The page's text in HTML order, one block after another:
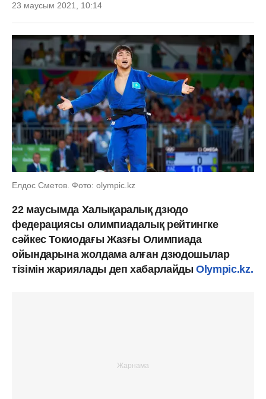
23 маусым 2021, 10:14
Елдос Сметов. Фото: olympic.kz
22 маусымда Халықаралық дзюдо
федерациясы олимпиадалық рейтингке
сәйкес Токиодағы Жазғы Олимпиада
ойындарына жолдама алған дзюдошылар
тізімін жариялады деп хабарлайдыOlympic.kz.